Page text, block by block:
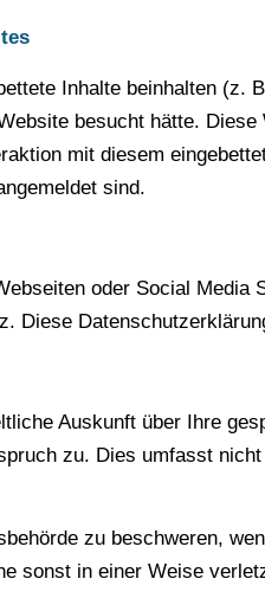
Inhalte beinhalten
besucht hätte.
mit diesem
sind.
oder Social
Diese
Auskunft über Ihre
zu. Dies umfasst
zu beschweren,
sonst in einer Weise